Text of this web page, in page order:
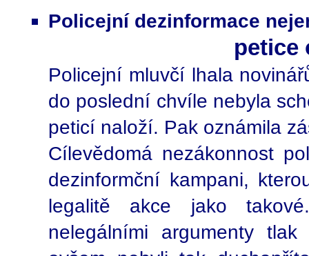
Policejní dezinformace
petice
Policejní mluvčí lhala
do poslední chvíle nebyla
peticí naloží. Pak oznámila
Cílevědomá nezákonnost
dezinformční kampani,
legalitě akce jako
nelegálními argumenty